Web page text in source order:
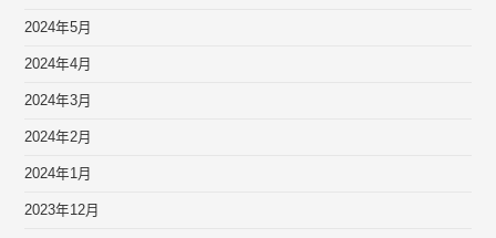
2024年5月
2024年4月
2024年3月
2024年2月
2024年1月
2023年12月